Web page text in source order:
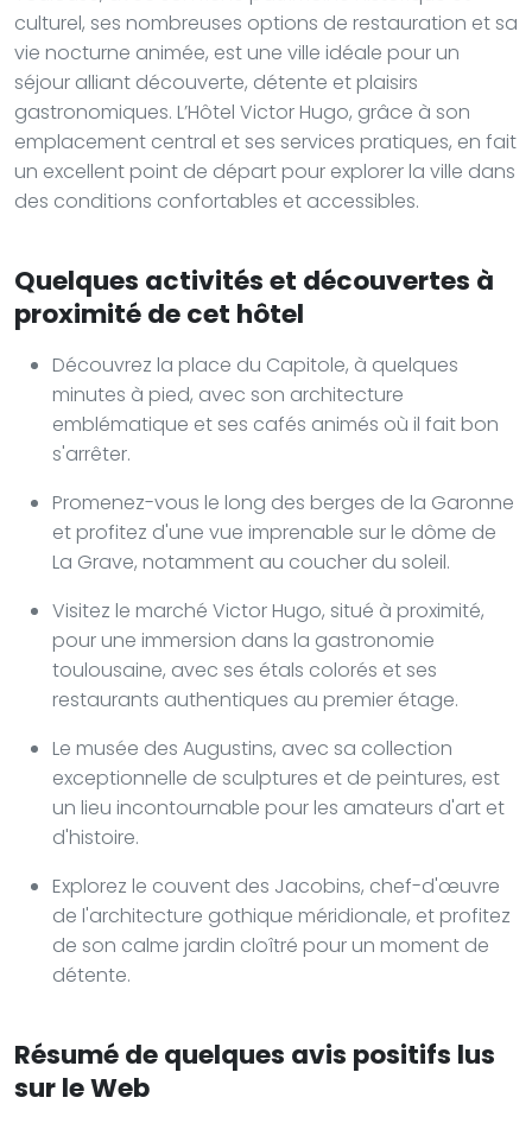
culturel, ses nombreuses options de restauration et sa
vie nocturne animée, est une ville idéale pour un
séjour alliant découverte, détente et plaisirs
gastronomiques. L’Hôtel Victor Hugo, grâce à son
emplacement central et ses services pratiques, en fait
un excellent point de départ pour explorer la ville dans
des conditions confortables et accessibles.
Quelques activités et découvertes à
proximité de cet hôtel
Découvrez la place du Capitole, à quelques
minutes à pied, avec son architecture
emblématique et ses cafés animés où il fait bon
s'arrêter.
Promenez-vous le long des berges de la Garonne
et profitez d'une vue imprenable sur le dôme de
La Grave, notamment au coucher du soleil.
Visitez le marché Victor Hugo, situé à proximité,
pour une immersion dans la gastronomie
toulousaine, avec ses étals colorés et ses
restaurants authentiques au premier étage.
Le musée des Augustins, avec sa collection
exceptionnelle de sculptures et de peintures, est
un lieu incontournable pour les amateurs d'art et
d'histoire.
Explorez le couvent des Jacobins, chef-d'œuvre
de l'architecture gothique méridionale, et profitez
de son calme jardin cloîtré pour un moment de
détente.
Résumé de quelques avis positifs lus
sur le Web